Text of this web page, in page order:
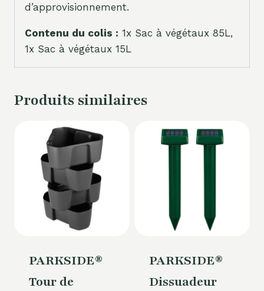
d’approvisionnement.
Contenu du colis : 1x Sac à végétaux 85L,
1x Sac à végétaux 15L
Produits similaires
PARKSIDE®
Tour de
PARKSIDE®
Dissuadeur